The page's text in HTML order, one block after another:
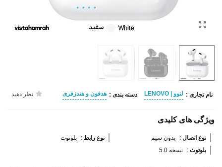
نام تجاری : لنوو | LENOVO دسته بندی : هدفون و هندزفری نظر دهید
ویژگی های کلیدی
نوع اتصال : بدون سیم نوع رابط :
بلوتوث
بلوتوث : نسخه 5.0